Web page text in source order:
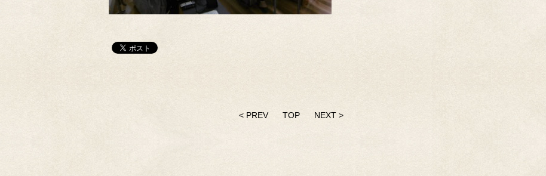
< PREV TOP NEXT >